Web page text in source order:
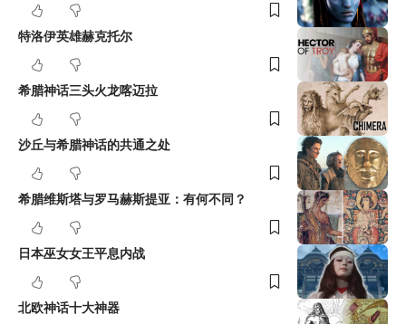
特洛伊英雄赫克托尔
希腊神话三头火龙喀迈拉
沙丘与希腊神话的共通之处
希腊维斯塔与罗马赫斯提亚：有何不同？
日本巫女女王平息内战
北欧神话十大神器